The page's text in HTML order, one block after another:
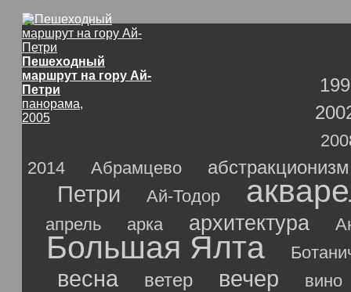
Пешеходный
маршрут на гору Ай-
Петри
панорама,
2005
2014
Абрамцево абстракционизм
Петри Ай-Тодор
апрель арка архитектура
Большая Ялта
весна ветер вечер
вино